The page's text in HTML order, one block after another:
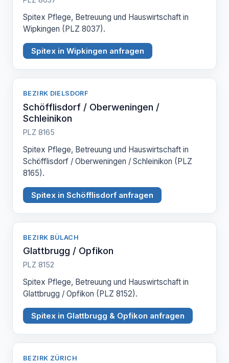
Spitex Pflege, Betreuung und Hauswirtschaft in
Wipkingen (PLZ 8037).
Spitex in Wipkingen anfragen
BEZIRK DIELSDORF
Schöfflisdorf / Oberweningen /
Schleinikon
PLZ 8165
Spitex Pflege, Betreuung und Hauswirtschaft in
Schöfflisdorf / Oberweningen / Schleinikon (PLZ
8165).
Spitex in Schöfflisdorf anfragen
BEZIRK BÜLACH
Glattbrugg / Opfikon
PLZ 8152
Spitex Pflege, Betreuung und Hauswirtschaft in
Glattbrugg / Opfikon (PLZ 8152).
Spitex in Glattbrugg & Opfikon anfragen
BEZIRK ZÜRICH